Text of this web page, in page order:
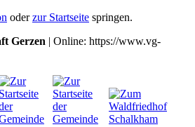
oderzur Startseite springen.
Gerzen | Online: https://www.vg-